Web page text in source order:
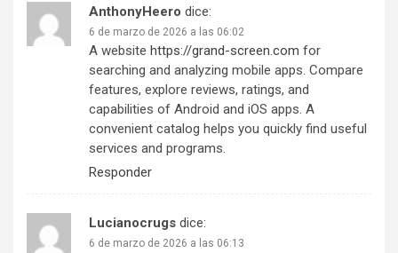
AnthonyHeero dice:
6 de marzo de 2026 a las 06:02
A website https://grand-screen.com for
searching and analyzing mobile apps. Compare
features, explore reviews, ratings, and
capabilities of Android and iOS apps. A
convenient catalog helps you quickly find useful
services and programs.
Responder
Lucianocrugs dice:
6 de marzo de 2026 a las 06:13